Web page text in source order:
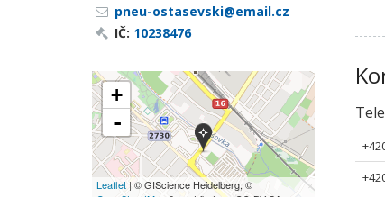
pneu-ostasevski@email.cz
IČ: 10238476
+
-
Leaflet | © GIScience Heidelberg, ©